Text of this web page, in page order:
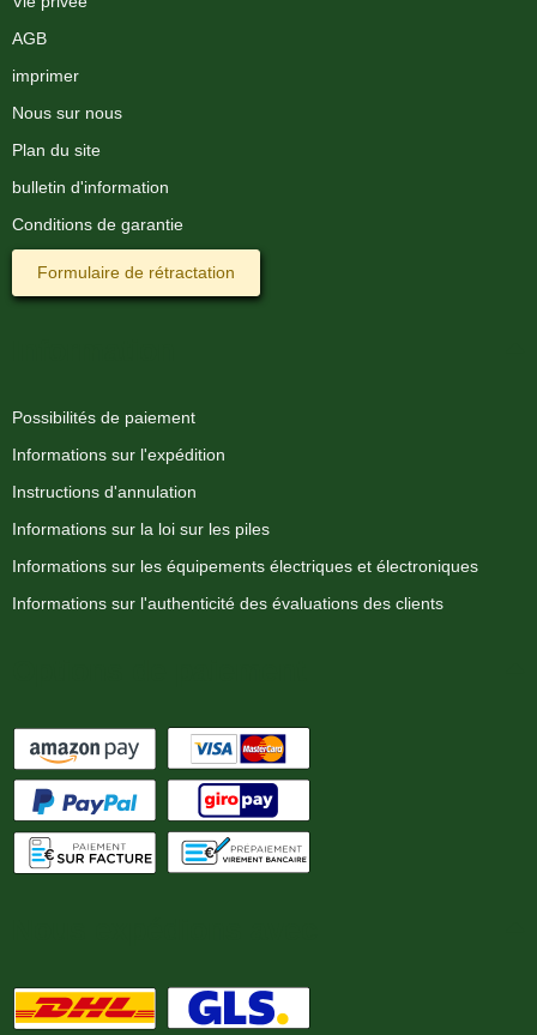
AGB
imprimer
Nous sur nous
Plan du site
bulletin d'information
Conditions de garantie
Formulaire de rétractation
Possibilités de paiement
Informations sur l'expédition
Instructions d'annulation
Informations sur la loi sur les piles
Informations sur les équipements électriques et électroniques
Informations sur l'authenticité des évaluations des clients